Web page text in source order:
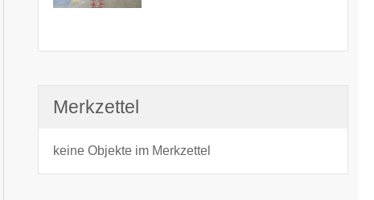
Merkzettel
keine Objekte im Merkzettel